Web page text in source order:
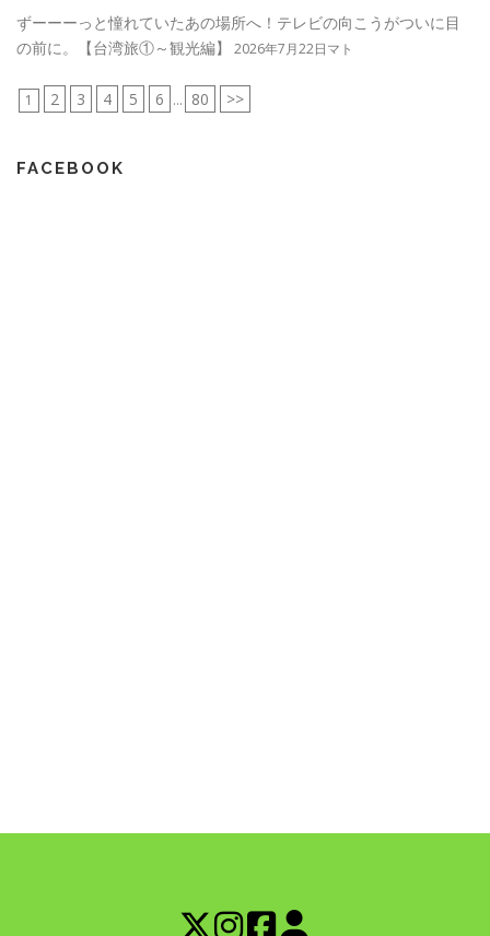
ずーーーっと憧れていたあの場所へ！テレビの向こうがついに目
の前に。【台湾旅①～観光編】
2026年7月22日マト
1 2 3 4 5 6 ... 80 >>
FACEBOOK